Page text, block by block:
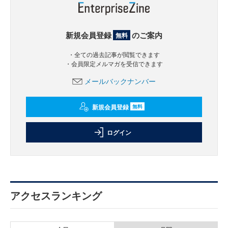
新規会員登録 無料 のご案内
・全ての過去記事が閲覧できます
・会員限定メルマガを受信できます
メールバックナンバー
新規会員登録 無料
ログイン
アクセスランキング